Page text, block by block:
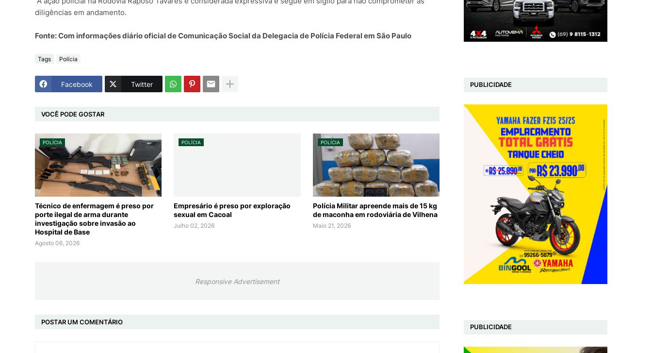
diligências em andamento.
Fonte: Com informações diário oficial de Comunicação Social da Delegacia de Polícia Federal em São Paulo
Tags Polícia
Facebook Twitter
VOCÊ PODE GOSTAR
POLÍCIA
Técnico de enfermagem é preso por
porte ilegal de arma durante
investigação sobre invasão ao
Hospital de Base
Agosto 06, 2026
POLÍCIA
Empresário é preso por exploração
sexual em Cacoal
Julho 02, 2026
POLÍCIA
Polícia Militar apreende mais de 15 kg
de maconha em rodoviária de Vilhena
Maio 21, 2026
Responsive Advertisement
POSTAR UM COMENTÁRIO
PUBLICIDADE
PUBLICIDADE